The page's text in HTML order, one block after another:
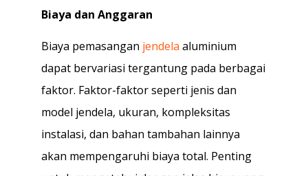
Biaya dan Anggaran
Biaya pemasangan jendela aluminium
dapat bervariasi tergantung pada berbagai
faktor. Faktor-faktor seperti jenis dan
model jendela, ukuran, kompleksitas
instalasi, dan bahan tambahan lainnya
akan mempengaruhi biaya total. Penting